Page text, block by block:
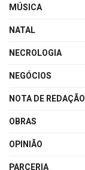
MÚSICA
NATAL
NECROLOGIA
NEGÓCIOS
NOTA DE REDAÇÃO
OBRAS
OPINIÃO
PARCERIA